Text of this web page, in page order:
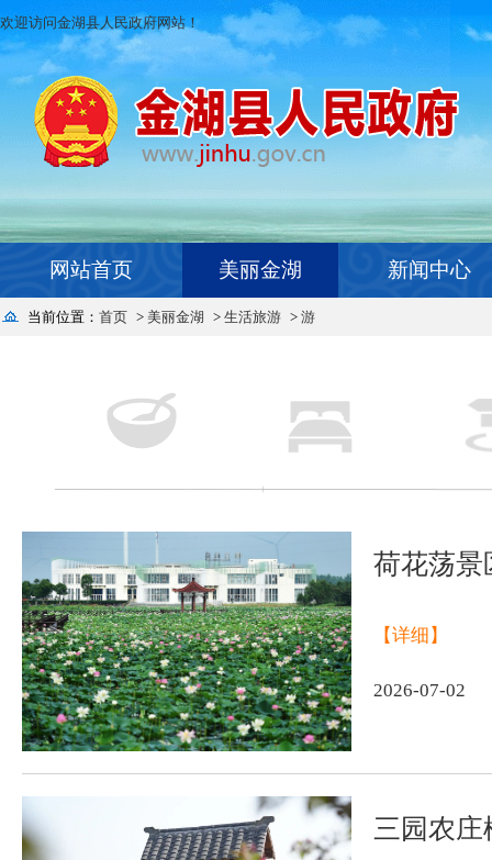
欢迎访问金湖县人民政府网站！
网站首页 美丽金湖 新闻中心
当前位置： 首页 > 美丽金湖 > 生活旅游 > 游
荷花荡景
【详细】
2026-07-02
三园农庄